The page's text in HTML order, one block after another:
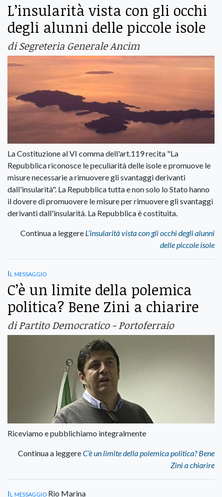
L’insularità vista con gli occhi
degli alunni delle piccole isole
di Segreteria Generale Ancim
La Costituzione al VI comma dell'art.119 recita "La
Repubblica riconosce le peculiarità delle isole e promuove le
misure necessarie a rimuovere gli svantaggi derivanti
dall'insularità". La Repubblica tutta e non solo lo Stato hanno
il dovere di promuovere le misure per rimuovere gli svantaggi
derivanti dall'insularità. La Repubblica è costituita.
Continua a leggere L’insularità vista con gli occhi degli alunni
delle piccole isole
Il messaggio
C’è un limite della polemica
politica? Bene Zini a chiarire
di Partito Democratico - Portoferraio
Riceviamo e pubblichiamo integralmente
Continua a leggereC’è un limite della polemica politica? Bene
Zini a chiarire
Il messaggio Rio Marina